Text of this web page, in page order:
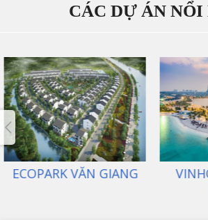
CÁC DỰ ÁN NỔI
ECOPARK VĂN GIANG